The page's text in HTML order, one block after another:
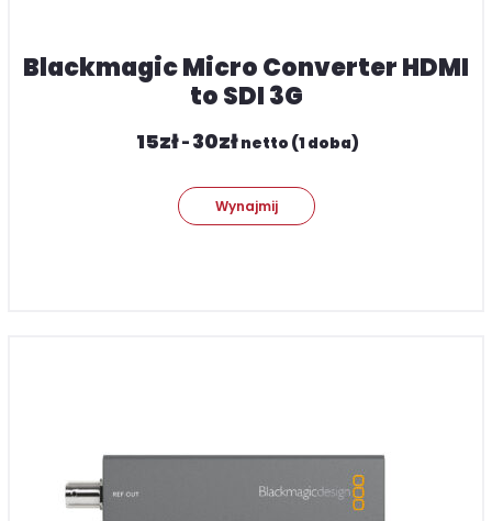
Blackmagic Micro Converter HDMI
to SDI 3G
15zł- 30złnetto (1 doba)
Wynajmij